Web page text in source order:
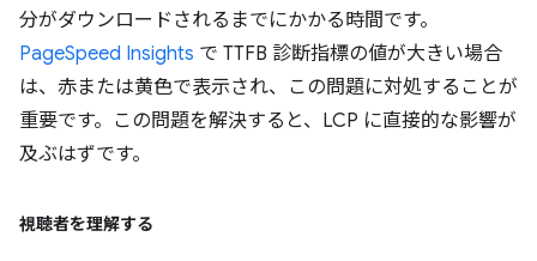
分がダウンロードされるまでにかかる時間です。
PageSpeed Insights で TTFB 診断指標の値が大きい場合
は、赤または黄色で表示され、この問題に対処することが
重要です。この問題を解決すると、LCP に直接的な影響が
及ぶはずです。
視聴者を理解する